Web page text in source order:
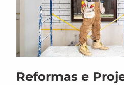
Reformas e